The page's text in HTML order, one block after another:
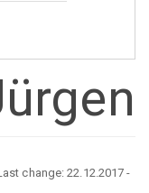
change:22.12.2017 -